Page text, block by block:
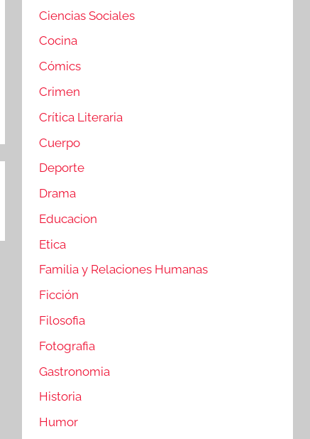
Ciencias Sociales
Cocina
Cómics
Crimen
Crítica Literaria
Cuerpo
Deporte
Drama
Educacion
Etica
Familia y Relaciones Humanas
Ficción
Filosofia
Fotografia
Gastronomia
Historia
Humor